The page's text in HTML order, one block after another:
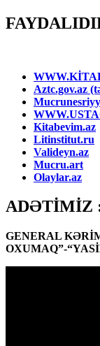
Aztc.gov.az
Kitabevim.az
Litinstitut.ru
Valideyn.az
Mucru.art
Olaylar.az
ADƏTİMİZ
GENERAL
OXUMAQ”-